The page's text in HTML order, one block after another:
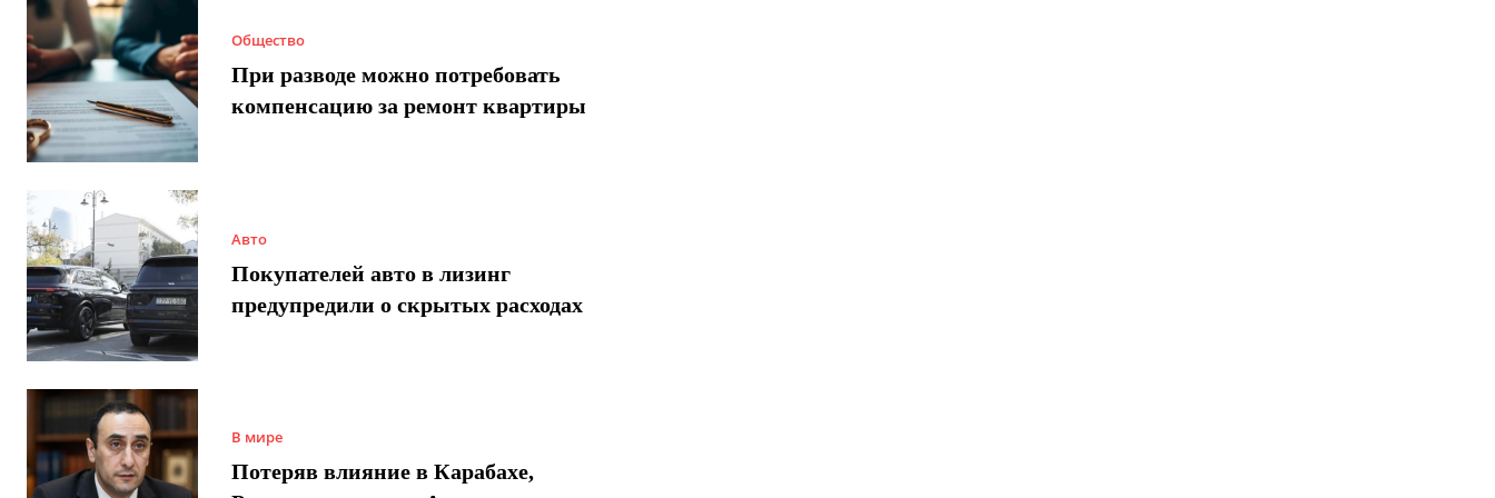
Общество
При разводе можно потребовать
компенсацию за ремонт квартиры
Авто
Покупателей авто в лизинг
предупредили о скрытых расходах
В мире
Потеряв влияние в Карабахе,